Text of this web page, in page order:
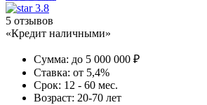
3.8
5 отзывов
«Кредит наличными»
Сумма: до 5 000 000 ₽
Ставка: от 5,4%
Срок: 12 - 60 мес.
Возраст: 20-70 лет